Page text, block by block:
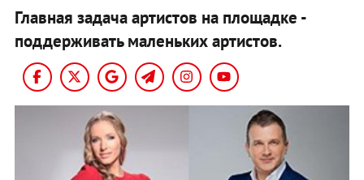
Главная задача артистов на площадке -
поддерживать маленьких артистов.